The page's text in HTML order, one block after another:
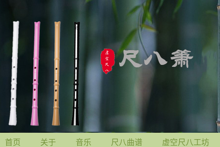
首页 关于 音乐 尺八曲谱 虚空尺八工坊